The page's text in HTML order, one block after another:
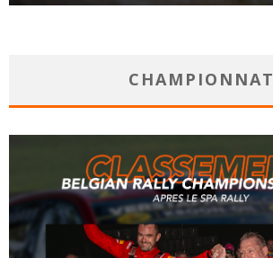
CHAMPIONNAT